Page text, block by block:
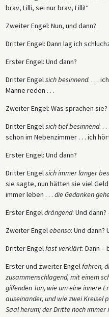
brav, Lilli, sei nur brav, Lilli!“
Zweiter Engel: Nun, und dann?
Dritter Engel: Dann lag ich
Erster Engel: Und dann?
Dritter Engelsich besinnend: . . .
Manne reden . . .
Zweiter Engel: Was sprachen sie?
Dritter Engelsich tief besinnend: .
schon im Nebenzimmer . . . ich
Erster Engel: Und dann?
Dritter Engelsich immer länger
sie sagte, nun hätten sie viel
immer leben . . . die Gedanken
Erster Engeldrängend: Und dann?
Zweiter Engelebenso: Und dann?
Dritter Engelfast verklärt: Dann –
Erster und zweiter Engelfahren,
zusammenschlagend, mit einem
gilfenden Ton, wie um eine innere
auseinander, und wie zwei Kreisel
Saal herum; der Dritte noch